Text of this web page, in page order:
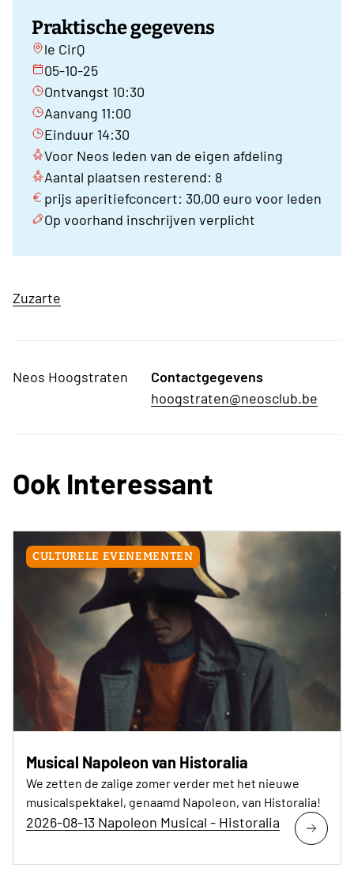
Praktische gegevens
le CirQ
05-10-25
Ontvangst 10:30
Aanvang 11:00
Einduur 14:30
Voor Neos leden van de eigen afdeling
Aantal plaatsen resterend: 8
prijs aperitiefconcert: 30,00 euro voor leden
Op voorhand inschrijven verplicht
Zuzarte
Neos Hoogstraten
Contactgegevens
hoogstraten@neosclub.be
Ook Interessant
CULTURELE EVENEMENTEN
Musical Napoleon van Historalia
We zetten de zalige zomer verder met het nieuwe
musicalspektakel, genaamd Napoleon, van Historalia!
2026-08-13 Napoleon Musical - Historalia